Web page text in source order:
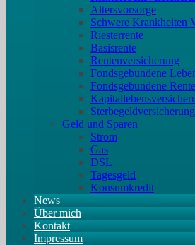
Altersvorsorge
Schwere Krankheiten
Riesterrente
Basisrente
Rentenversicherung
Fondsgebundene
Fondsgebundene
Sterbegeldversicherung
Geld und Sparen
Strom
Gas
DSL
Tagesgeld
Konsumkredit
News
Über mich
Kontakt
Impressum